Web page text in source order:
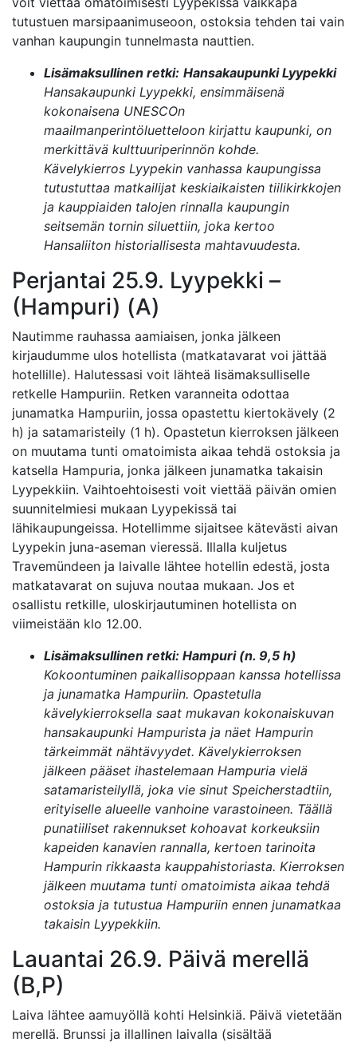
tutustuen marsipaanimuseoon, ostoksia tehden tai vain
vanhan kaupungin tunnelmasta nauttien.
Lisämaksullinen retki: Hansakaupunki Lyypekki
Hansakaupunki Lyypekki, ensimmäisenä
kokonaisena UNESCOn
maailmanperintöluetteloon kirjattu kaupunki, on
merkittävä kulttuuriperinnön kohde.
Kävelykierros Lyypekin vanhassa kaupungissa
tutustuttaa matkailijat keskiaikaisten tiilikirkkojen
ja kauppiaiden talojen rinnalla kaupungin
seitsemän tornin siluettiin, joka kertoo
Hansaliiton historiallisesta mahtavuudesta.
Perjantai 25.9. Lyypekki –
(Hampuri) (A)
Nautimme rauhassa aamiaisen, jonka jälkeen
kirjaudumme ulos hotellista (matkatavarat voi jättää
hotellille). Halutessasi voit lähteä lisämaksulliselle
retkelle Hampuriin. Retken varanneita odottaa
junamatka Hampuriin, jossa opastettu kiertokävely (2
h) ja satamaristeily (1 h). Opastetun kierroksen jälkeen
on muutama tunti omatoimista aikaa tehdä ostoksia ja
katsella Hampuria, jonka jälkeen junamatka takaisin
Lyypekkiin. Vaihtoehtoisesti voit viettää päivän omien
suunnitelmiesi mukaan Lyypekissä tai
lähikaupungeissa. Hotellimme sijaitsee kätevästi aivan
Lyypekin juna-aseman vieressä. Illalla kuljetus
Travemündeen ja laivalle lähtee hotellin edestä, josta
matkatavarat on sujuva noutaa mukaan. Jos et
osallistu retkille, uloskirjautuminen hotellista on
viimeistään klo 12.00.
Lisämaksullinen retki: Hampuri (n. 9,5 h)
Kokoontuminen paikallisoppaan kanssa hotellissa
ja junamatka Hampuriin. Opastetulla
kävelykierroksella saat mukavan kokonaiskuvan
hansakaupunki Hampurista ja näet Hampurin
tärkeimmät nähtävyydet. Kävelykierroksen
jälkeen pääset ihastelemaan Hampuria vielä
satamaristeilyllä, joka vie sinut Speicherstadtiin,
erityiselle alueelle vanhoine varastoineen. Täällä
punatiiliset rakennukset kohoavat korkeuksiin
kapeiden kanavien rannalla, kertoen tarinoita
Hampurin rikkaasta kauppahistoriasta. Kierroksen
jälkeen muutama tunti omatoimista aikaa tehdä
ostoksia ja tutustua Hampuriin ennen junamatkaa
takaisin Lyypekkiin.
Lauantai 26.9. Päivä merellä
(B,P)
Laiva lähtee aamuyöllä kohti Helsinkiä. Päivä vietetään
merellä. Brunssi ja illallinen laivalla (sisältää